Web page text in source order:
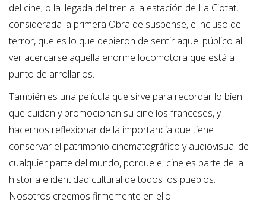
del cine; o la llegada del tren a la estación de La Ciotat,
considerada la primera Obra de suspense, e incluso de
terror, que es lo que debieron de sentir aquel público al
ver acercarse aquella enorme locomotora que está a
punto de arrollarlos.
También es una película que sirve para recordar lo bien
que cuidan y promocionan su cine los franceses, y
hacernos reflexionar de la importancia que tiene
conservar el patrimonio cinematográfico y audiovisual de
cualquier parte del mundo, porque el cine es parte de la
historia e identidad cultural de todos los pueblos.
Nosotros creemos firmemente en ello.